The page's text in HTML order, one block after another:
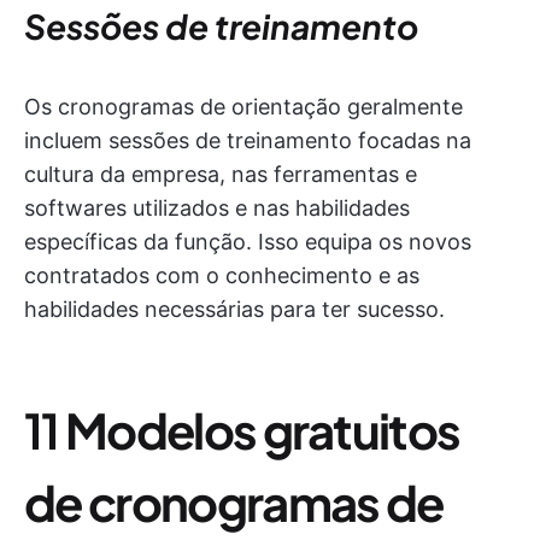
Sessões de treinamento
Os cronogramas de orientação geralmente
incluem sessões de treinamento focadas na
cultura da empresa, nas ferramentas e
softwares utilizados e nas habilidades
específicas da função. Isso equipa os novos
contratados com o conhecimento e as
habilidades necessárias para ter sucesso.
11Modelos gratuitos
de cronogramas de